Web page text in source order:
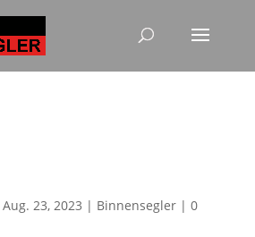
Aug. 23, 2023 | Binnensegler| 0